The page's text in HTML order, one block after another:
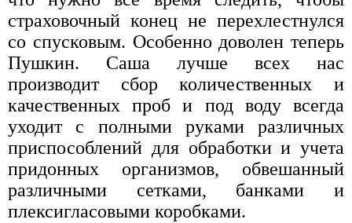
страховочный конец не перехлестнулся
со спусковым. Особенно доволен теперь
Пушкин. Саша лучше всех нас
производит сбор количественных и
качественных проб и под воду всегда
уходит с полными руками различных
приспособлений для обработки и учета
придонных организмов, обвешанный
различными сетками, банками и
плексигласовыми коробками.